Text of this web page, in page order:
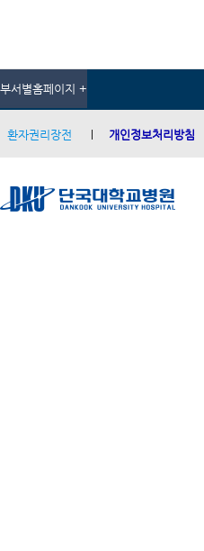
부서별홈페이지 +
환자권리장전 개인정보처리방침